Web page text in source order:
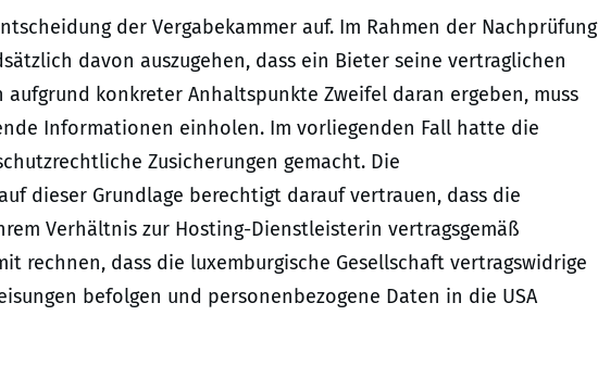
der Vergabekammer auf. Im Rahmen der Nachprüfung
davon auszugehen, dass ein Bieter seine vertraglichen
aufgrund konkreter Anhaltspunkte Zweifel daran ergeben, muss
Informationen einholen. Im vorliegenden Fall hatte die
Zusicherungen gemacht. Die
dieser Grundlage berechtigt darauf vertrauen, dass die
Verhältnis zur Hosting-Dienstleisterin vertragsgemäß
rechnen, dass die luxemburgische Gesellschaft vertragswidrige
befolgen und personenbezogene Daten in die USA